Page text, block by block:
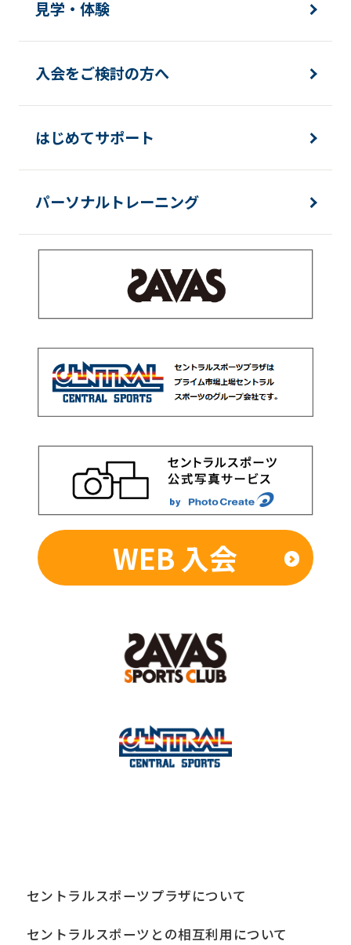
見学・体験
入会をご検討の方へ
はじめてサポート
パーソナルトレーニング
WEB 入会
セントラルスポーツプラザについて
セントラルスポーツとの相互利用について